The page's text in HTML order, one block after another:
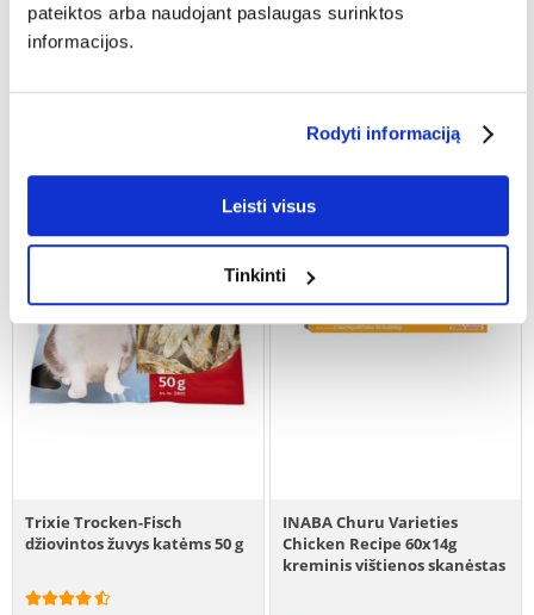
pateiktos arba naudojant paslaugas surinktos
informacijos.
Rodyti informaciją
Leisti visus
Tinkinti
€1.84
ĮDĖTI Į KREPŠELĮ
€1.83
ĮDĖTI Į KREPŠELĮ
Trixie Trocken-Fisch
džiovintos žuvys katėms 50 g
INABA Churu Varieties
Chicken Recipe 60x14g
kreminis vištienos skanėstas